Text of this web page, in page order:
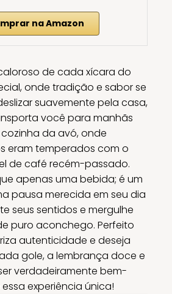
na Amazon
de cada xícara do
onde tradição e sabor se
suavemente pela casa,
você para manhãs
da avó, onde
eram temperados com o
de café recém-passado.
apenas uma bebida; é um
pausa merecida em seu dia
seus sentidos e mergulhe
puro aconchego. Perfeito
autenticidade e deseja
gole, a lembrança doce e
verdadeiramente bem-
experiência única!